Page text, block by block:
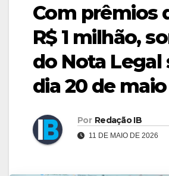
Com prêmios
R$ 1 milhão,
do Nota Legal
dia 20 de maio
Por Redação IB
11 DE MAIO DE 2026